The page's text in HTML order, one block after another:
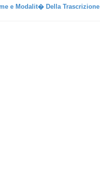
e Modalit� Della Trascrizione